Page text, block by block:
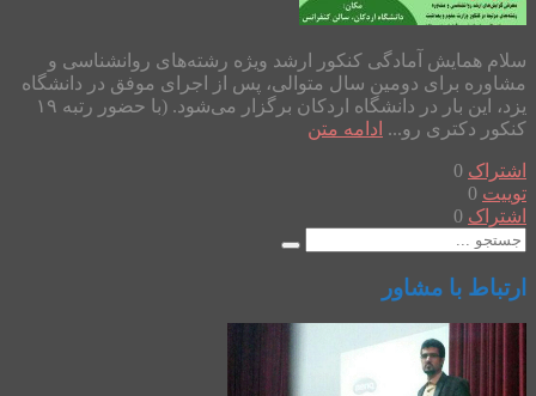
سلام همایش آمادگی کنکور ارشد ویژه رشته‌های روانشناسی و
مشاوره برای دومین سال متوالی، پس از اجرای موفق در دانشگاه
یزد، این بار در دانشگاه اردکان برگزار می‌شود. (با حضور رتبه ۱۹
کنکور دکتری رو... ادامه متن
اشتراک 0
توییت 0
اشتراک 0
ارتباط با مشاور